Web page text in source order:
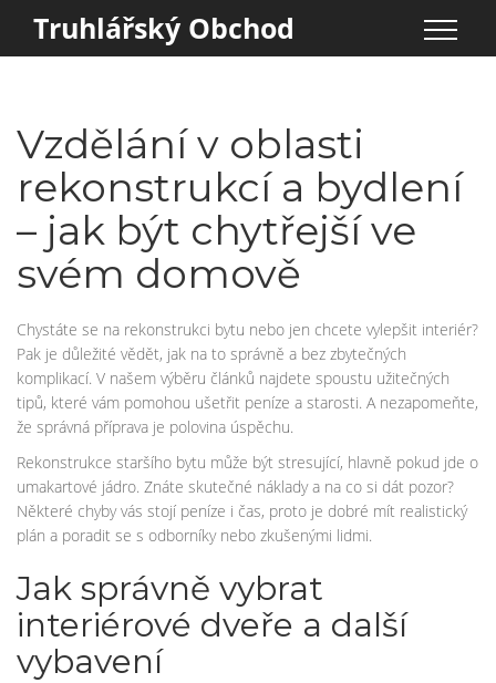
Truhlářský Obchod
Vzdělání v oblasti
rekonstrukcí a bydlení
– jak být chytřejší ve
svém domově
Chystáte se na rekonstrukci bytu nebo jen chcete vylepšit interiér?
Pak je důležité vědět, jak na to správně a bez zbytečných
komplikací. V našem výběru článků najdete spoustu užitečných
tipů, které vám pomohou ušetřit peníze a starosti. A nezapomeňte,
že správná příprava je polovina úspěchu.
Rekonstrukce staršího bytu může být stresující, hlavně pokud jde o
umakartové jádro. Znáte skutečné náklady a na co si dát pozor?
Některé chyby vás stojí peníze i čas, proto je dobré mít realistický
plán a poradit se s odborníky nebo zkušenými lidmi.
Jak správně vybrat
interiérové dveře a další
vybavení